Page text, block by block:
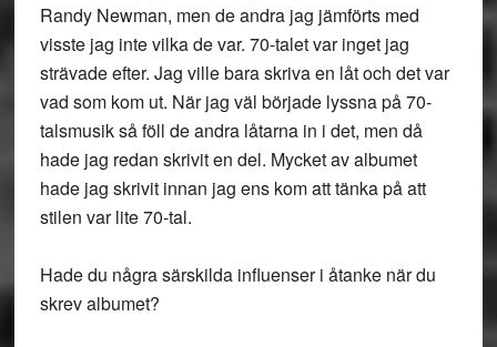
Randy Newman, men de andra jag jämförts med
visste jag inte vilka de var. 70-talet var inget jag
strävade efter. Jag ville bara skriva en låt och det var
vad som kom ut. När jag väl började lyssna på 70-
talsmusik så föll de andra låtarna in i det, men då
hade jag redan skrivit en del. Mycket av albumet
hade jag skrivit innan jag ens kom att tänka på att
stilen var lite 70-tal.
Hade du några särskilda influenser i åtanke när du
skrev albumet?